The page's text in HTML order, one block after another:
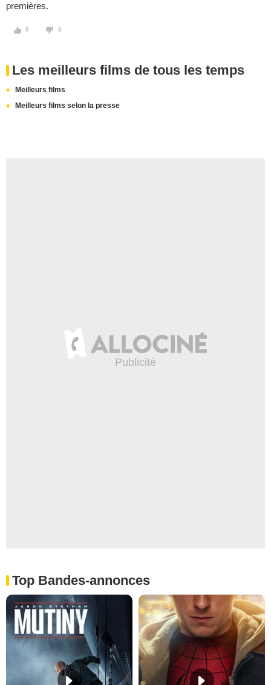
premières.
0 0
Les meilleurs films de tous les temps
Meilleurs films
Meilleurs films selon la presse
Top Bandes-annonces